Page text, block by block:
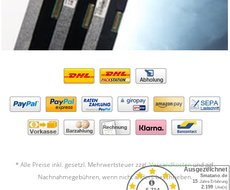
* Alle Preise inkl. gesetzl. Mehrwertsteuer zzgl.Versandkostenund ggf.
Nachnahmegebühren, wenn nicht anders beschrieben.